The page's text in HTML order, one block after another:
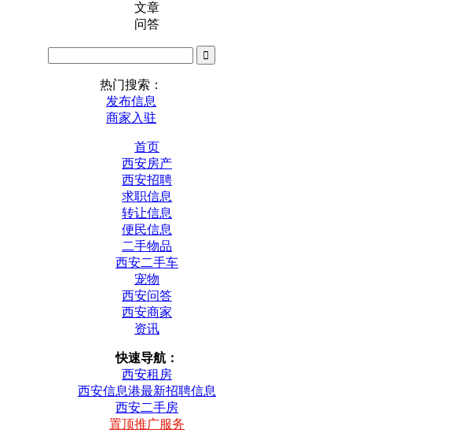
文章
问答
热门搜索：
发布信息
商家入驻
首页
西安房产
西安招聘
求职信息
转让信息
便民信息
二手物品
西安二手车
宠物
西安问答
西安商家
资讯
快速导航：
西安租房
西安信息港最新招聘信息
西安二手房
置顶推广服务